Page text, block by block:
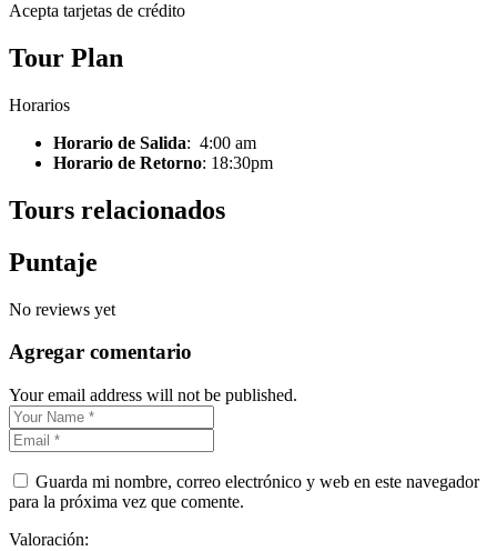
Acepta tarjetas de crédito
Tour Plan
Horarios
Horario de Salida: 4:00 am
Horario de Retorno: 18:30pm
Tours relacionados
Puntaje
No reviews yet
Agregar comentario
Your email address will not be published.
Guarda mi nombre, correo electrónico y web en este navegador
para la próxima vez que comente.
Valoración: